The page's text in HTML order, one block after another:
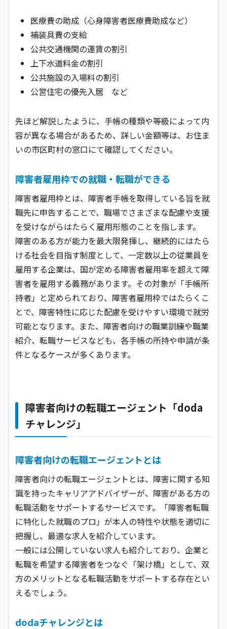
医療費の助成（心身障害者医療費助成など）
補装具費の支給
公共交通機関の運賃の割引
上下水道料金の割引
公共施設の入場料の割引
公営住宅の優先入居 など
先ほど解説したように、手帳の種類や等級によって内
容が異なる場合があるため、詳しい金額等は、お住ま
いの市区町村の窓口にて確認してください。
障害者雇用枠での就職・転職ができる
障害者雇用枠とは、障害者手帳を取得している旨を就
職先に申告することで、職場でさまざまな配慮や支援
を受けながらはたらく雇用形態のことを指します。
障害のある方が能力を最大限発揮し、継続的にはたら
ける社会を目指す制度として、一定数以上の従業員を
雇用する企業は、国が定める障害者雇用率を超えて障
害者を雇用する義務があります。その対象が「手帳所
持者」と定められており、障害者雇用枠ではたらくこ
とで、障害特性に応じた配慮を受けやすい環境で就労
可能となります。また、障害者向けの職業訓練や職業
紹介、転職サービスなども、各手帳の所持や申請が条
件となるケースが多くあります。
障害者向けの転職エージェント「doda
チャレンジ」
障害者向けの転職エージェントとは
障害者向けの転職エージェントとは、障害に関する知
識を持ったキャリアアドバイザーが、障害がある方の
転職活動をサポートするサービスです。「障害者転職
に特化した就職のプロ」が本人の特性や状態を適切に
把握し、最適な求人を紹介しています。
一般には公開していない求人も紹介しており、企業と
転職を希望する障害者をつなぐ「架け橋」として、双
方のメリットとなる転職活動をサポートする存在とい
えるでしょう。
dodaチャレンジとは